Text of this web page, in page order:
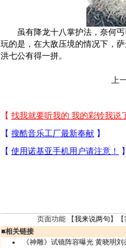
虽有降龙十八掌护法，奈何丐
玩的是，在大敌压境的情况下，
洪七公有得一拼。
上
页面功能 【我来说两句 】【
■相关链接
《神雕》试镜阵容曝光 黄晓明